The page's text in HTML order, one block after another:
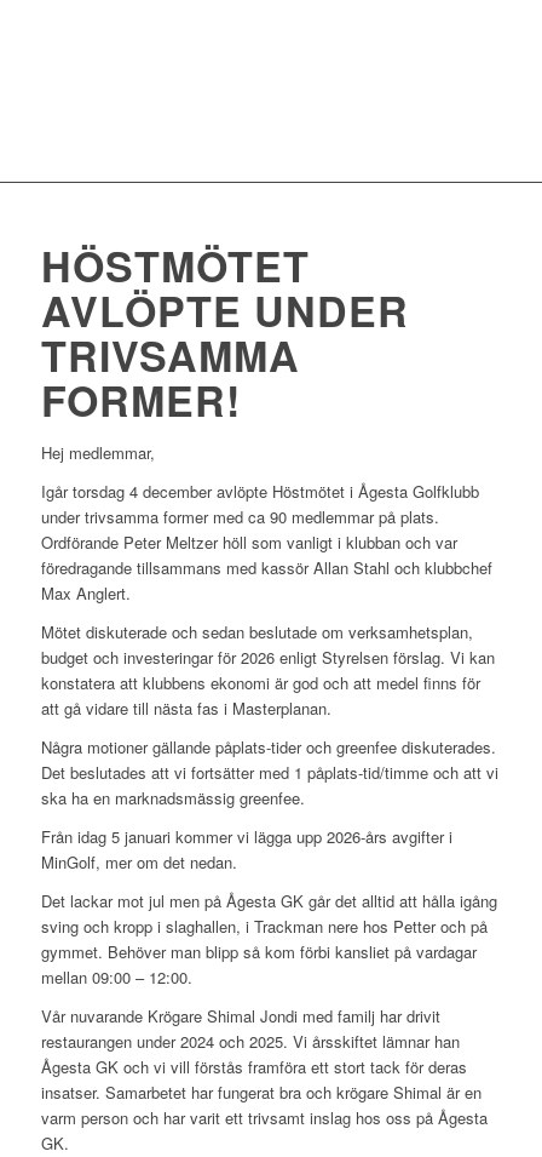
HÖSTMÖTET
AVLÖPTE UNDER
TRIVSAMMA
FORMER!
Hej medlemmar,
Igår torsdag 4 december avlöpte Höstmötet i Ågesta Golfklubb
under trivsamma former med ca 90 medlemmar på plats.
Ordförande Peter Meltzer höll som vanligt i klubban och var
föredragande tillsammans med kassör Allan Stahl och klubbchef
Max Anglert.
Mötet diskuterade och sedan beslutade om verksamhetsplan,
budget och investeringar för 2026 enligt Styrelsen förslag. Vi kan
konstatera att klubbens ekonomi är god och att medel finns för
att gå vidare till nästa fas i Masterplanan.
Några motioner gällande påplats-tider och greenfee diskuterades.
Det beslutades att vi fortsätter med 1 påplats-tid/timme och att vi
ska ha en marknadsmässig greenfee.
Från idag 5 januari kommer vi lägga upp 2026-års avgifter i
MinGolf, mer om det nedan.
Det lackar mot jul men på Ågesta GK går det alltid att hålla igång
sving och kropp i slaghallen, i Trackman nere hos Petter och på
gymmet. Behöver man blipp så kom förbi kansliet på vardagar
mellan 09:00 – 12:00.
Vår nuvarande Krögare Shimal Jondi med familj har drivit
restaurangen under 2024 och 2025. Vi årsskiftet lämnar han
Ågesta GK och vi vill förstås framföra ett stort tack för deras
insatser. Samarbetet har fungerat bra och krögare Shimal är en
varm person och har varit ett trivsamt inslag hos oss på Ågesta
GK.